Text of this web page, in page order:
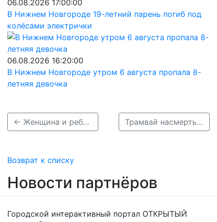
06.08.2026 17:00:00
В Нижнем Новгороде 19-летний парень погиб под
колёсами электрички
06.08.2026 16:20:00
В Нижнем Новгороде утром 6 августа пропала 8-
летняя девочка
← Женщина и ребенок погибли в результате страшного ДТП в Нижегородской области Трамвай насмерть задавил мужчину в Московском районе →
Возврат к списку
Новости партнёров
Городской интерактивный портал ОТКРЫТЫЙ